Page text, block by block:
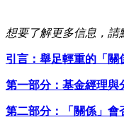
想要了解更多信息，請
引言： 舉足輕重的「關
第一部分：基金經理與
第二部分：「關係」會